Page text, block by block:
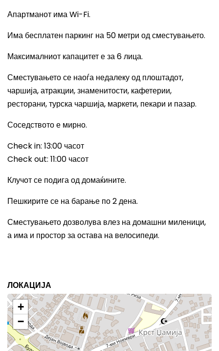
Апартманот имаWi-Fi.
Има бесплатен паркинг на 50 метри од сместувањето.
Максималниот капацитет е за 6 лица.
Сместувањето се наоѓа недалеку од плоштадот,
чаршија, атракции, знаменитости, кафетерии,
ресторани, турска чаршија, маркети, пекари и пазар.
Соседството е мирно.
Check in: 13:00 часот
Check out: 11:00 часот
Клучот се подига од домаќините.
Пешкирите се на барање по 2 дена.
Сместувањето дозволува влез на домашни миленици,
а има и простор за остава на велосипеди.
ЛОКАЦИЈА
+
−